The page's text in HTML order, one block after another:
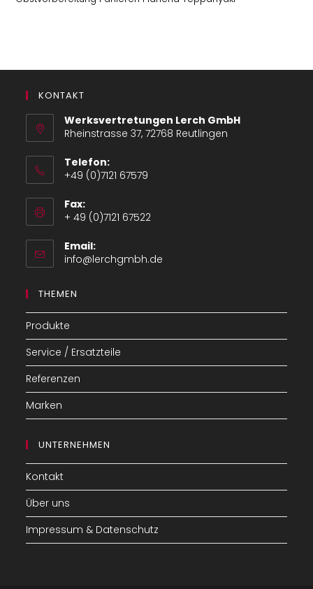
KONTAKT
Werksvertretungen Lerch GmbH
Rheinstrasse 37, 72768 Reutlingen
Telefon:
+49 (0)7121 67579
in
your
application
Fax:
+ 49 (0)7121 67522
Email:
info@lerchgmbh.de
THEMEN
Produkte
Service / Ersatzteile
Referenzen
Marken
UNTERNEHMEN
Kontakt
Über uns
Impressum & Datenschutz